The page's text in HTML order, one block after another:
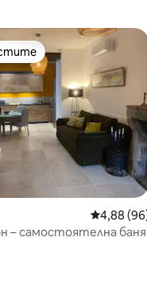
Средна
4,88
– самостоятелна баня